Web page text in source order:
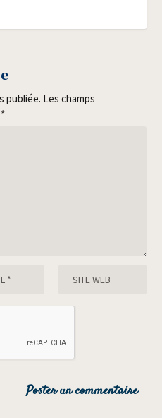
publiée. Les champs
*